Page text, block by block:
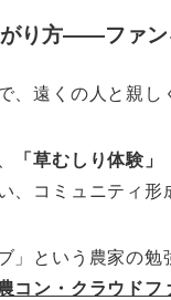
り方――ファン
、遠くの人と親し
「草むしり体験」
、コミュニティ形
」という農家の勉
コン・クラウドフ